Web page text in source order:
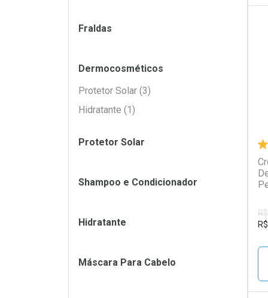
R$
Fraldas
Dermocosméticos
Protetor Solar (3)
Hidratante (1)
Protetor Solar
Shampoo e Condicionador
Hidratante
Máscara Para Cabelo